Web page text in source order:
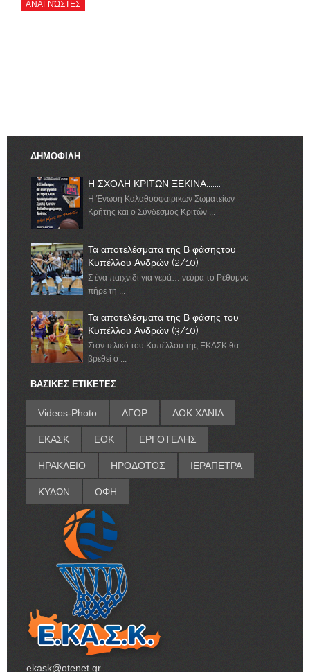
ΑΝΑΓΝΏΣΤΕΣ
ΔΗΜΟΦΙΛΗ
Η ΣΧΟΛΗ ΚΡΙΤΩΝ ΞΕΚΙΝΑ.......
Η Ένωση Καλαθοσφαιρικών Σωματείων
Κρήτης και ο Σύνδεσμος Κριτών ...
Τα αποτελέσματα της Β φάσηςτου
Κυπέλλου Ανδρών (2/10)
Σ ένα παιχνίδι για γερά… νεύρα το Ρέθυμνο
πήρε τη ...
Τα αποτελέσματα της Β φάσης του
Κυπέλλου Ανδρών (3/10)
Στον τελικό του Κυπέλλου της ΕΚΑΣΚ θα
βρεθεί ο ...
ΒΑΣΙΚΕΣ ΕΤΙΚΕΤΕΣ
Videos-Photo ΑΓΟΡ ΑΟΚ ΧΑΝΙΑ
ΕΚΑΣΚ ΕΟΚ ΕΡΓΟΤΕΛΗΣ
ΗΡΑΚΛΕΙΟ ΗΡΟΔΟΤΟΣ ΙΕΡΑΠΕΤΡΑ
ΚΥΔΩΝ ΟΦΗ
ekask@otenet.gr